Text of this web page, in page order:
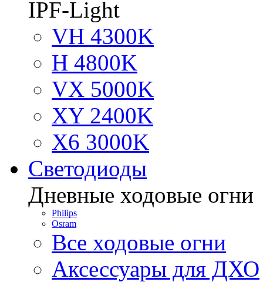
IPF-Light
VH 4300K
H 4800K
VX 5000K
XY 2400K
X6 3000K
Светодиоды
Дневные ходовые огни
Philips
Osram
Все ходовые огни
Аксессуары для ДХО